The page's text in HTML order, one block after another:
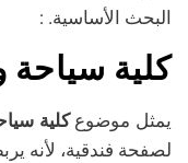
البحث الأساسية. :
كلية سياحة
يمثل موضوعكلية
لصفحة فندقية، لأنه